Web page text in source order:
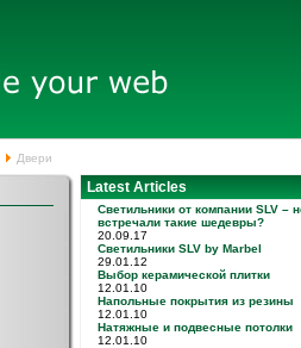
Двери
Latest Articles
Светильники от компании SLV –
встречали такие шедевры?
20.09.17
Светильники SLV by Marbel
29.01.12
Выбор керамической плитки
12.01.10
Напольные покрытия из резины
12.01.10
Натяжные и подвесные потолки
12.01.10